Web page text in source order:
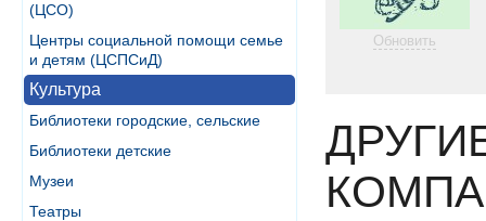
(ЦСО)
Центры социальной помощи семье
и детям (ЦСПСиД)
Культура
Библиотеки городские, сельские
Библиотеки детские
Музеи
Театры
Обновить